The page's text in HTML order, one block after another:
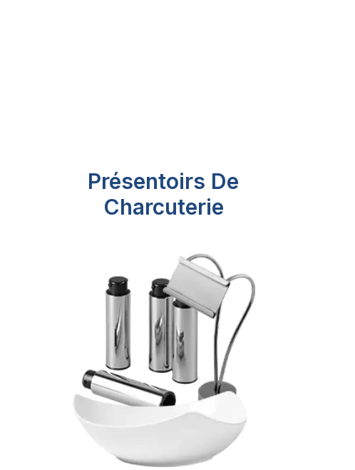
Présentoirs De
Charcuterie